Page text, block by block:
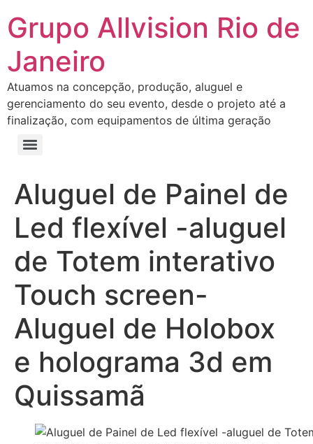
Grupo Allvision Rio de
Janeiro
Atuamos na concepção, produção, aluguel e
gerenciamento do seu evento, desde o projeto até a
finalização, com equipamentos de última geração
Aluguel de Painel de
Led flexível -aluguel
de Totem interativo
Touch screen-
Aluguel de Holobox
e holograma 3d em
Quissamã